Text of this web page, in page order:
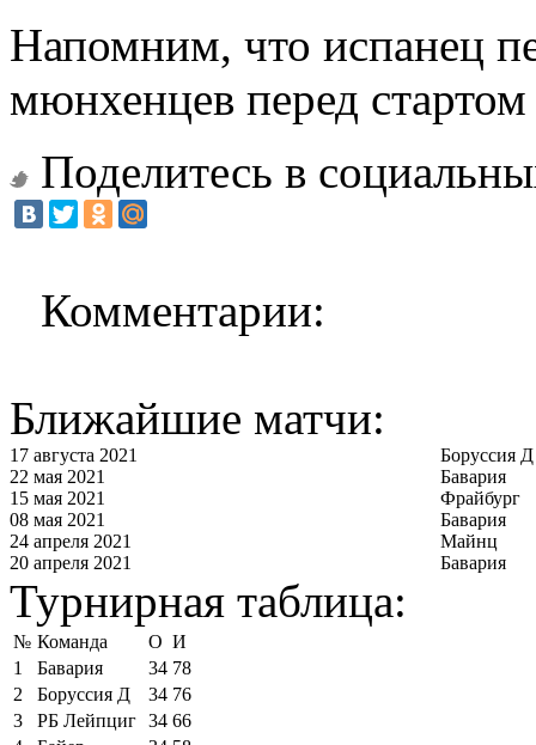
Напомним, что испанец
мюнхенцев перед
Поделитесь в
Комментарии:
Ближайшие матчи:
17 августа 2021
Боруссия Д
22 мая 2021
Бавария
15 мая 2021
Фрайбург
08 мая 2021
Бавария
24 апреля 2021
Майнц
20 апреля 2021
Бавария
Турнирная таблица:
№ Команда О И
1
Бавария 34 78
2
Боруссия Д 34 76
3
РБ Лейпциг 34 66